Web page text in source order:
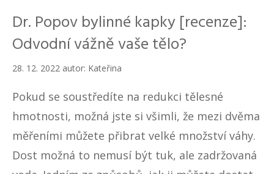
Dr. Popov bylinné kapky [recenze]:
Odvodní vážně vaše tělo?
28. 12. 2022 autor: Kateřina
Pokud se soustředíte na redukci tělesné
hmotnosti, možná jste si všimli, že mezi dvěma
měřeními můžete přibrat velké množství váhy.
Dost možná to nemusí být tuk, ale zadržovaná